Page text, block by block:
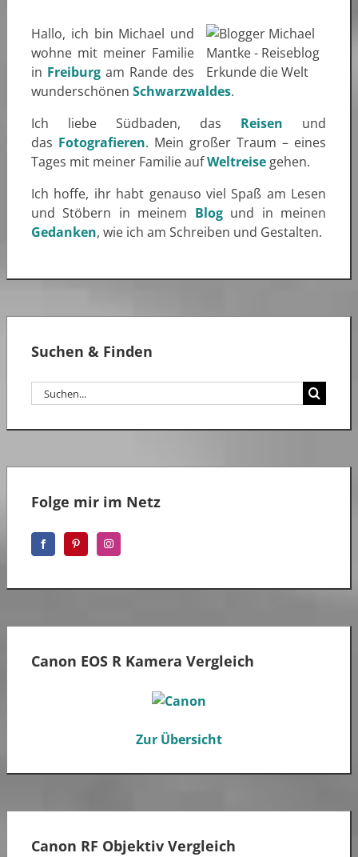
Hallo, ich bin Michael und
wohne mit meiner Familie
in Freiburg am Rande des
wunderschönen Schwarzwaldes.
Ich liebe Südbaden, das Reisen und
das Fotografieren. Mein großer Traum – eines
Tages mit meiner Familie aufWeltreisegehen.
Ich hoffe, ihr habt genauso viel Spaß am Lesen
und Stöbern in meinem Blog und in meinen
Gedanken, wie ich am Schreiben und Gestalten.
Suchen & Finden
Suche
nach:
Folge mir im Netz
Canon EOS R Kamera Vergleich
Zur Übersicht
Canon RF Objektiv Vergleich